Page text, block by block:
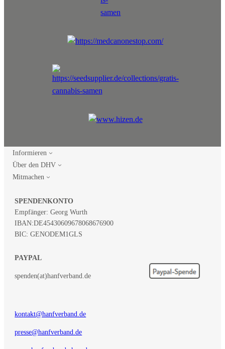
Informieren
Über den DHV
Mitmachen
SPENDENKONTO
Empfänger: Georg Wurth
IBAN:DE45430609678068676900
BIC: GENODEM1GLS
PAYPAL
spenden(at)hanfverband.de
kontakt@hanfverband.de
presse@hanfverband.de